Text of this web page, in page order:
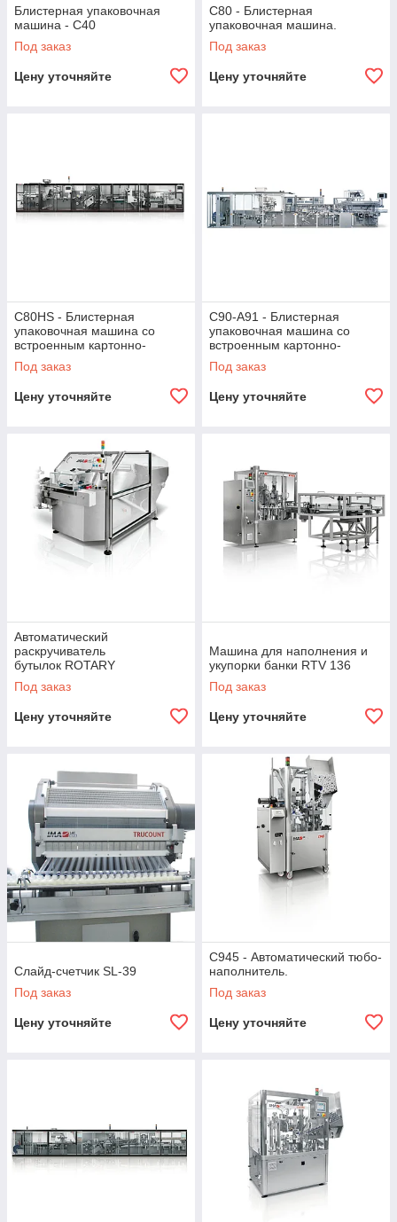
Блистерная упаковочная
машина - C40
Под заказ
Цену уточняйте
C80 - Блистерная
упаковочная машина.
Под заказ
Цену уточняйте
C80HS - Блистерная
упаковочная машина со
встроенным картонно-
укладчиком
Под заказ
Цену уточняйте
C90-A91 - Блистерная
упаковочная машина со
встроенным картонно-
укладчиком.
Под заказ
Цену уточняйте
Автоматический
раскручиватель
бутылок ROTARY
UNSCRAMBLER
Под заказ
Цену уточняйте
Машина для наполнения и
укупорки банки RTV 136
Под заказ
Цену уточняйте
Слайд-счетчик SL-39
Под заказ
Цену уточняйте
C945 - Автоматический тюбо-
наполнитель.
Под заказ
Цену уточняйте